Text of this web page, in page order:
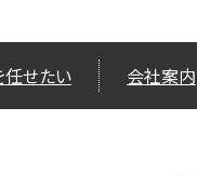
せたい 会社案内